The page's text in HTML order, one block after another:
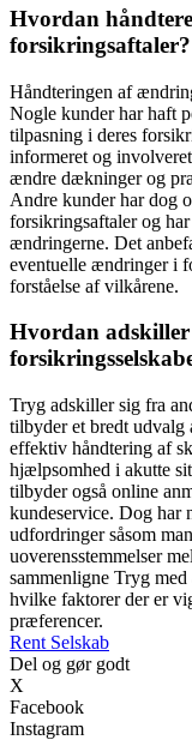
Hvordan
forsikringsaftaler?
Håndteringen af
Nogle kunder har haft
tilpasning i deres
informeret og
ændre dækninger og
Andre kunder har dog
forsikringsaftaler og
ændringerne. Det
eventuelle ændringer i
forståelse af vilkårene.
Hvordan
Tryg adskiller sig fra
tilbyder et bredt
effektiv håndtering af
hjælpsomhed i akutte
tilbyder også online
kundeservice. Dog har
udfordringer såsom
uoverensstemmelser
sammenligne Tryg
hvilke faktorer der er
præferencer.
Rent Selskab
Del og gør godt
X
Facebook
Instagram